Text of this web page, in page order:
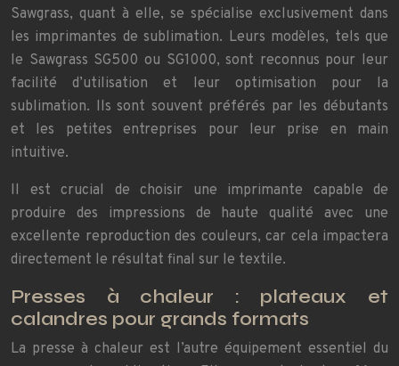
Sawgrass, quant à elle, se spécialise exclusivement dans
les imprimantes de sublimation. Leurs modèles, tels que
le Sawgrass SG500 ou SG1000, sont reconnus pour leur
facilité d’utilisation et leur optimisation pour la
sublimation. Ils sont souvent préférés par les débutants
et les petites entreprises pour leur prise en main
intuitive.
Il est crucial de choisir une imprimante capable de
produire des impressions de haute qualité avec une
excellente reproduction des couleurs, car cela impactera
directement le résultat final sur le textile.
Presses à chaleur : plateaux et
calandres pour grands formats
La presse à chaleur est l’autre équipement essentiel du